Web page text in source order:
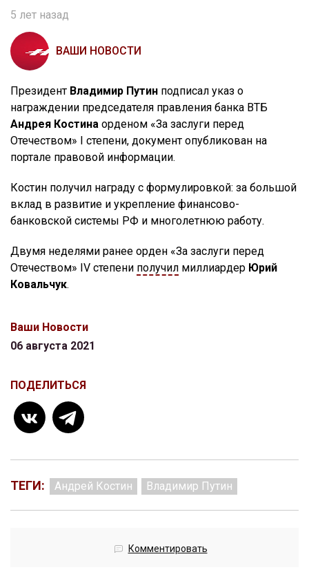
5 лет назад
ВАШИ НОВОСТИ
Президент Владимир Путин подписал указ о
награждении председателя правления банка ВТБ
Андрея Костина орденом «За заслуги перед
Отечеством» I степени, документ опубликован на
портале правовой информации.
Костин получил награду с формулировкой: за большой
вклад в развитие и укрепление финансово-
банковской системы РФ и многолетнюю работу.
Двумя неделями ранее орден «За заслуги перед
Отечеством» IV степени получил миллиардер Юрий
Ковальчук.
Ваши Новости
06 августа 2021
ПОДЕЛИТЬСЯ
ТЕГИ: Андрей Костин Владимир Путин
Комментировать